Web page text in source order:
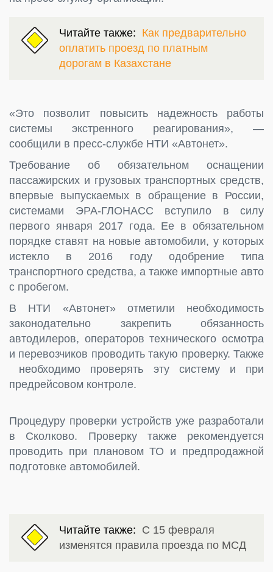
Читайте также: Как предварительно
оплатить проезд по платным
дорогам в Казахстане
«Это позволит повысить надежность работы
системы экстренного реагирования», —
сообщили в пресс-службе НТИ «Автонет».
Требование об обязательном оснащении
пассажирских и грузовых транспортных средств,
впервые выпускаемых в обращение в России,
системами ЭРА-ГЛОНАСС вступило в силу
первого января 2017 года. Ее в обязательном
порядке ставят на новые автомобили, у которых
истекло в 2016 году одобрение типа
транспортного средства, а также импортные авто
с пробегом.
В НТИ «Автонет» отметили необходимость
законодательно закрепить обязанность
автодилеров, операторов технического осмотра
и перевозчиков проводить такую проверку. Также
необходимо проверять эту систему и при
предрейсовом контроле.
Процедуру проверки устройств уже разработали
в Сколково. Проверку также рекомендуется
проводить при плановом ТО и предпродажной
подготовке автомобилей.
Читайте также: С 15 февраля
изменятся правила проезда по МСД